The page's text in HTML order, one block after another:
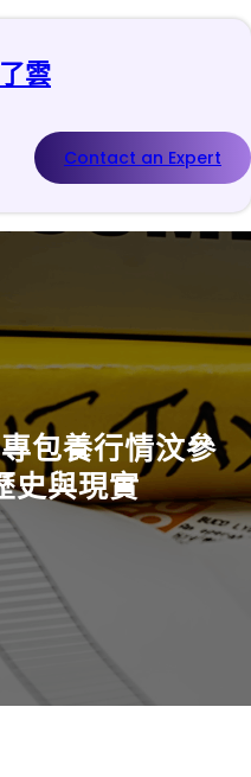
雲
Contact an Expert
包養行情汶參
史與現實